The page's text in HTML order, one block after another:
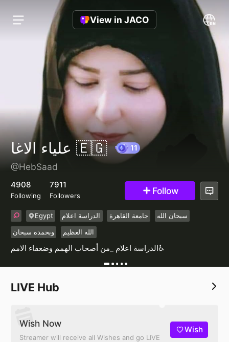
View in JACO
علياء الاغا 🇪🇬
@HebSaad
4908
Following
7911
Followers Follow
Egypt الدراسة اعلام جامعة القاهرة
سبحان الله
وبحمده سبحان
الله العظيم
الدراسة اعلام _من أصحاب الهمم وضعفاء الامم♿
LIVE Hub
Wish Now
Streamer will receive all Wishes and go LIVE
Wish